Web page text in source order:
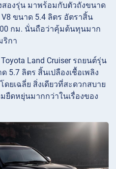
สองรุ่น มาพร้อมกับตัวถังขนาด
ขนาด 5.4 ลิตร อัตราสิ้น
กม. นั่นถือว่าคุ้มต้นทุนมาก
ริกา
Land Cruiser รถยนต์รุ่น
5.7 ลิตร สิ้นเปลืองเชื้อเพลิง
ยเฉลี่ย สิ่งเดียวที่สะดวกสบาย
ดหยุ่นมากกว่าในเรื่องของ